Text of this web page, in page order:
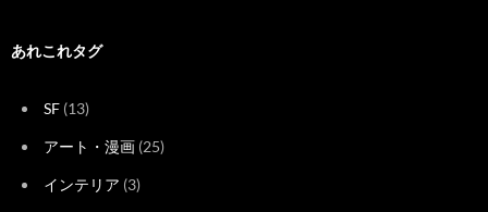
あれこれタグ
SF (13)
アート・漫画 (25)
インテリア (3)